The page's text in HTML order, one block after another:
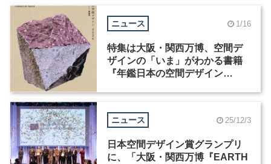
ニュース 1/16
特集は大阪・関西万博、空間デ
ザインの「いま」がわかる書籍
『年鑑日本の空間デザイン
ニュース 25/12/3
日本空間デザイン賞グランプリ
に、「大阪・関西万博『EARTH